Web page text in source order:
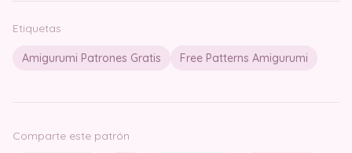
Etiquetas
Amigurumi Patrones Gratis Free Patterns Amigurumi
Comparte este patrón